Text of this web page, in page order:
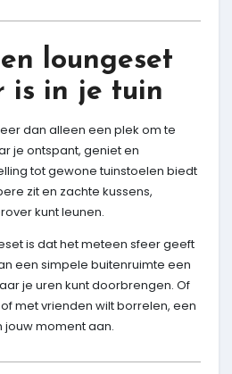
loungeset
is in je tuin
dan alleen een plek om te
je ontspant, geniet en
tot gewone tuinstoelen biedt
zit en zachte kussens,
kunt leunen.
is dat het meteen sfeer geeft
een simpele buitenruimte een
je uren kunt doorbrengen. Of
met vrienden wilt borrelen, een
jouw moment aan.